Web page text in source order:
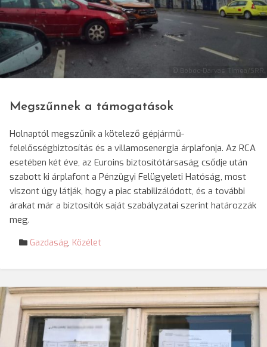
© Boboc-Darvas Tímea/SRR
Megszűnnek a támogatások
Holnaptól megszűnik a kötelező gépjármű-
felelősségbiztosítás és a villamosenergia árplafonja. Az RCA
esetében két éve, az Euroins biztosítótársaság csődje után
szabott ki árplafont a Pénzügyi Felügyeleti Hatóság, most
viszont úgy látják, hogy a piac stabilizálódott, és a további
árakat már a biztosítók saját szabályzatai szerint határozzák
meg.
Gazdaság, Közélet